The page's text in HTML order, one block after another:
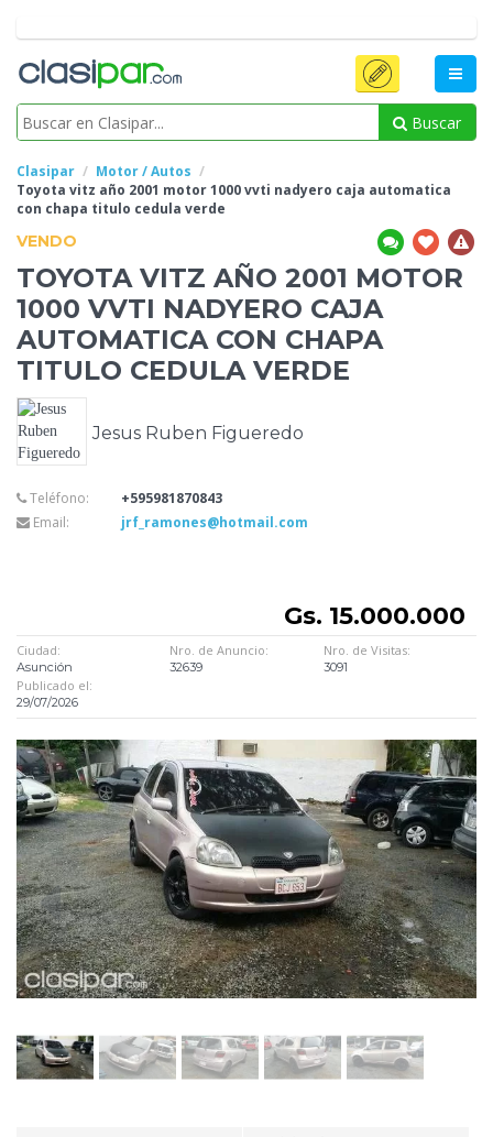
Buscar
Clasipar
Motor / Autos
Toyota vitz año 2001 motor 1000 vvti nadyero caja automatica
con chapa titulo cedula verde
VENDO
TOYOTA VITZ AÑO 2001 MOTOR
1000 VVTI NADYERO CAJA
AUTOMATICA CON CHAPA
TITULO CEDULA VERDE
Jesus Ruben Figueredo
Teléfono:
+595981870843
Email:
jrf_ramones@hotmail.com
Gs. 15.000.000
Ciudad:
Asunción
Nro. de Anuncio:
32639
Nro. de Visitas:
3091
Publicado el:
29/07/2026